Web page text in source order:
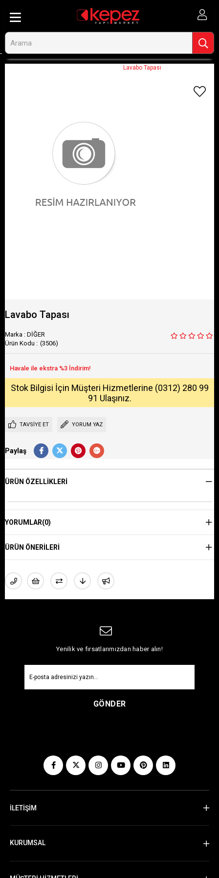
Lavabo Tapası
Lavabo Tapası
Marka : DİĞER
(3506)
Stok Bilgisi İçin Müşteri Hizmetlerine (0312) 280 99
91 Ulaşınız.
TAVSIYE ET YORUM YAZ
Paylaş
ÜRÜN ÖZELLIKLERI
YORUMLAR(0)
ÜRÜN ÖNERILERI
Yenilik ve fırsatlarımızdan haber alın!
GÖNDER
İLETİŞİM
KURUMSAL